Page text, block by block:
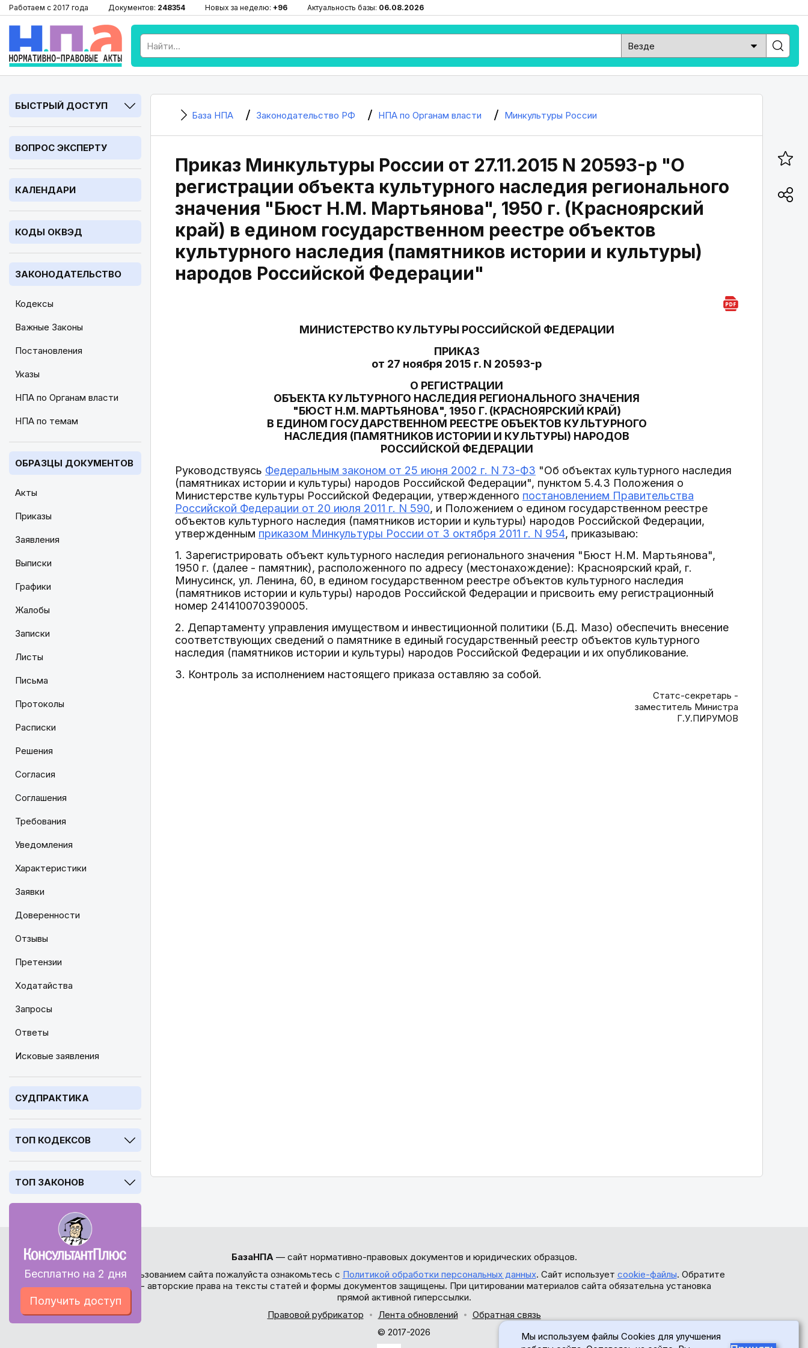
Работаем с 2017 года Документов: 248354 Новых за неделю: +96 Актуальность базы: 06.08.2026
БЫСТРЫЙ ДОСТУП
ВОПРОС ЭКСПЕРТУ
КАЛЕНДАРИ
КОДЫ ОКВЭД
ЗАКОНОДАТЕЛЬСТВО
Кодексы
Важные Законы
Постановления
Указы
НПА по Органам власти
НПА по темам
ОБРАЗЦЫ ДОКУМЕНТОВ
Акты
Приказы
Заявления
Выписки
Графики
Жалобы
Записки
Листы
Письма
Протоколы
Расписки
Решения
Согласия
Соглашения
Требования
Уведомления
Характеристики
Заявки
Доверенности
Отзывы
Претензии
Ходатайства
Запросы
Ответы
Исковые заявления
СУДПРАКТИКА
ТОП КОДЕКСОВ
ТОП ЗАКОНОВ
Бесплатно на 2 дня
Получить доступ
База НПА Законодательство РФ НПА по Органам власти Минкультуры России
Приказ Минкультуры России от 27.11.2015 N 20593-р "О
регистрации объекта культурного наследия регионального
значения "Бюст Н.М. Мартьянова", 1950 г. (Красноярский
край) в едином государственном реестре объектов
культурного наследия (памятников истории и культуры)
народов Российской Федерации"
МИНИСТЕРСТВО КУЛЬТУРЫ РОССИЙСКОЙ ФЕДЕРАЦИИ
ПРИКАЗ
от 27 ноября 2015 г. N 20593-р
О РЕГИСТРАЦИИ
ОБЪЕКТА КУЛЬТУРНОГО НАСЛЕДИЯ РЕГИОНАЛЬНОГО ЗНАЧЕНИЯ
"БЮСТ Н.М. МАРТЬЯНОВА", 1950 Г. (КРАСНОЯРСКИЙ КРАЙ)
В ЕДИНОМ ГОСУДАРСТВЕННОМ РЕЕСТРЕ ОБЪЕКТОВ КУЛЬТУРНОГО
НАСЛЕДИЯ (ПАМЯТНИКОВ ИСТОРИИ И КУЛЬТУРЫ) НАРОДОВ
РОССИЙСКОЙ ФЕДЕРАЦИИ
Руководствуясь Федеральным законом от 25 июня 2002 г. N 73-ФЗ "Об объектах культурного наследия
(памятниках истории и культуры) народов Российской Федерации", пунктом 5.4.3 Положения о
Министерстве культуры Российской Федерации, утвержденного постановлением Правительства
Российской Федерации от 20 июля 2011 г. N 590, и Положением о едином государственном реестре
объектов культурного наследия (памятников истории и культуры) народов Российской Федерации,
утвержденным приказом Минкультуры России от 3 октября 2011 г. N 954, приказываю:
1. Зарегистрировать объект культурного наследия регионального значения "Бюст Н.М. Мартьянова",
1950 г. (далее - памятник), расположенного по адресу (местонахождение): Красноярский край, г.
Минусинск, ул. Ленина, 60, в едином государственном реестре объектов культурного наследия
(памятников истории и культуры) народов Российской Федерации и присвоить ему регистрационный
номер 241410070390005.
2. Департаменту управления имуществом и инвестиционной политики (Б.Д. Мазо) обеспечить внесение
соответствующих сведений о памятнике в единый государственный реестр объектов культурного
наследия (памятников истории и культуры) народов Российской Федерации и их опубликование.
3. Контроль за исполнением настоящего приказа оставляю за собой.
Статс-секретарь -
заместитель Министра
Г.У.ПИРУМОВ
БазаНПА— сайт нормативно-правовых документов и юридических образцов.
Перед использованием сайта пожалуйста ознакомьтесь с Политикой обработки персональных данных. Сайт использует cookie-файлы. Обратите
внимание - авторские права на тексты статей и формы документов защищены. При цитировании материалов сайта обязательна установка
прямой активной гиперссылки.
Правовой рубрикатор
Лента обновлений
Обратная связь
© 2017-2026
Мы используем файлы Cookies для улучшения